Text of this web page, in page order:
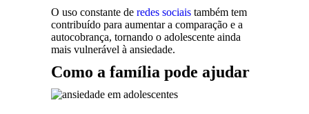
O uso constante de redes sociais também tem
contribuído para aumentar a comparação e a
autocobrança, tornando o adolescente ainda
mais vulnerável à ansiedade.
Como a família pode ajudar